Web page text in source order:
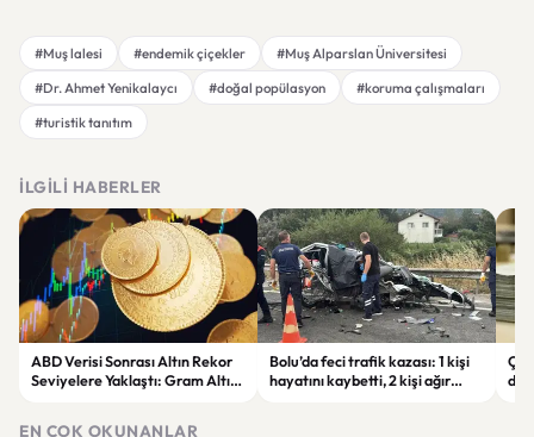
#Muş lalesi #endemik çiçekler
#Muş Alparslan Üniversitesi
#Dr. Ahmet Yenikalaycı
#doğal popülasyon
#koruma çalışmaları
#turistik tanıtım
İLGILI HABERLER
ABD Verisi Sonrası Altın Rekor
Seviyelere Yaklaştı: Gram Altın
Bolu’da feci trafik kazası: 1 kişi
hayatını kaybetti, 2 kişi ağır
EN ÇOK OKUNANLAR